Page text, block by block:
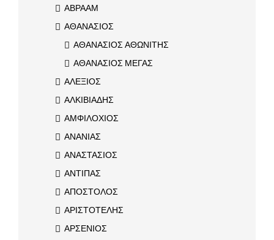
ΑΒΡΑΑΜ
ΑΘΑΝΑΣΙΟΣ
ΑΘΑΝΑΣΙΟΣ ΑΘΩΝΙΤΗΣ
ΑΘΑΝΑΣΙΟΣ ΜΕΓΑΣ
ΑΛΕΞΙΟΣ
ΑΛΚΙΒΙΑΔΗΣ
ΑΜΦΙΛΟΧΙΟΣ
ΑΝΑΝΙΑΣ
ΑΝΑΣΤΑΣΙΟΣ
ΑΝΤΙΠΑΣ
ΑΠΟΣΤΟΛΟΣ
ΑΡΙΣΤΟΤΕΛΗΣ
ΑΡΣΕΝΙΟΣ